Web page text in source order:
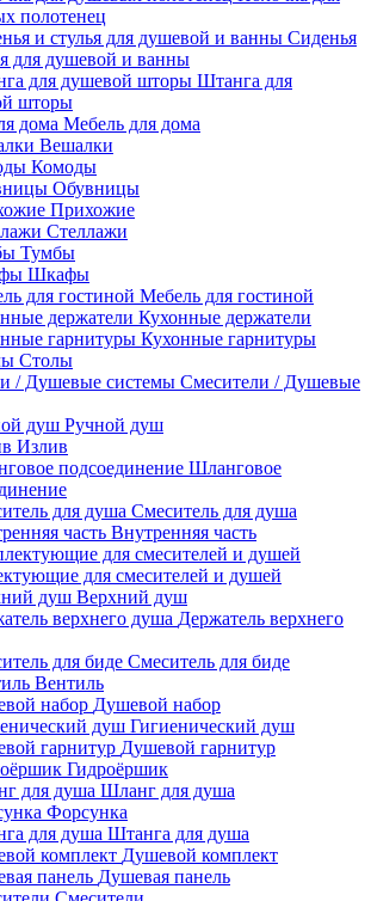
полотенец
Сиденья
для душевой и ванны
Штанга для
шторы
Мебель для дома
Вешалки
Комоды
Обувницы
Прихожие
Стеллажи
Тумбы
Шкафы
Мебель для гостиной
Кухонные держатели
Кухонные гарнитуры
Столы
Смесители / Душевые
Ручной душ
Излив
Шланговое
Смеситель для душа
Внутренняя часть
для смесителей и душей
Верхний душ
Держатель верхнего
Смеситель для биде
Вентиль
Душевой набор
Гигиенический душ
Душевой гарнитур
Гидроёршик
Шланг для душа
Форсунка
Штанга для душа
Душевой комплект
Душевая панель